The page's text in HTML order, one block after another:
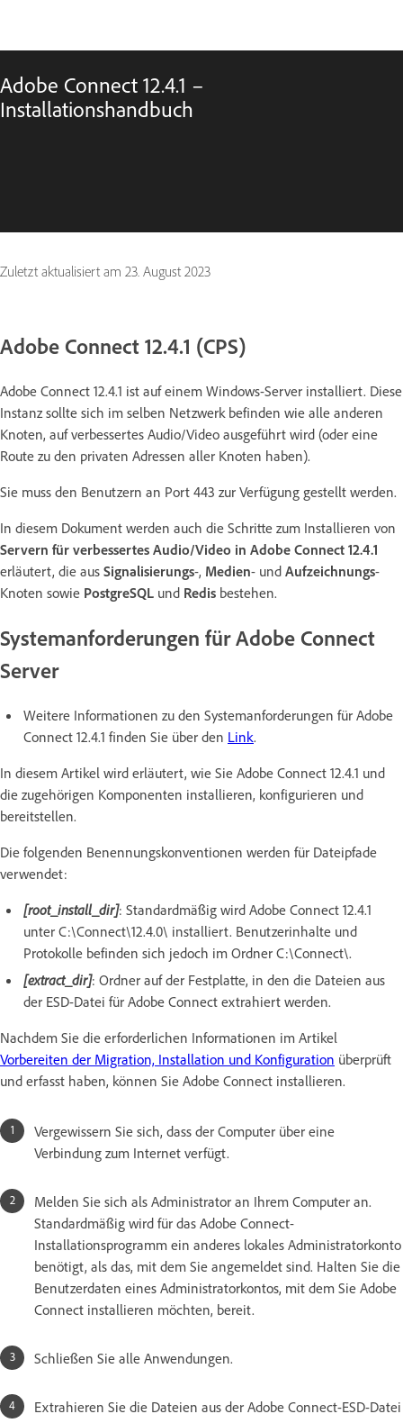
Adobe Connect 12.4.1 –
Installationshandbuch
Zuletzt aktualisiert am 23. August 2023
Adobe Connect 12.4.1 (CPS)
Adobe Connect 12.4.1 ist auf einem Windows-Server installiert. Diese
Instanz sollte sich im selben Netzwerk befinden wie alle anderen
Knoten, auf verbessertes Audio/Video ausgeführt wird (oder eine
Route zu den privaten Adressen aller Knoten haben).
Sie muss den Benutzern an Port 443 zur Verfügung gestellt werden.
In diesem Dokument werden auch die Schritte zum Installieren von
Servern für verbessertes Audio/Video in Adobe Connect 12.4.1
erläutert, die aus Signalisierungs-, Medien- und Aufzeichnungs-
Knoten sowie PostgreSQL und Redis bestehen.
Systemanforderungen für Adobe Connect
Server
Weitere Informationen zu den Systemanforderungen für Adobe
Connect 12.4.1 finden Sie über den Link.
In diesem Artikel wird erläutert, wie Sie Adobe Connect 12.4.1 und
die zugehörigen Komponenten installieren, konfigurieren und
bereitstellen.
Die folgenden Benennungskonventionen werden für Dateipfade
verwendet:
[root_install_dir]: Standardmäßig wird Adobe Connect 12.4.1
unter C:\Connect\12.4.0\ installiert. Benutzerinhalte und
Protokolle befinden sich jedoch im Ordner C:\Connect\.
[extract_dir]: Ordner auf der Festplatte, in den die Dateien aus
der ESD-Datei für Adobe Connect extrahiert werden.
Nachdem Sie die erforderlichen Informationen im Artikel
Vorbereiten der Migration, Installation und Konfiguration überprüft
und erfasst haben, können Sie Adobe Connect installieren.
Vergewissern Sie sich, dass der Computer über eine
Verbindung zum Internet verfügt.
Melden Sie sich als Administrator an Ihrem Computer an.
Standardmäßig wird für das Adobe Connect-
Installationsprogramm ein anderes lokales Administratorkonto
benötigt, als das, mit dem Sie angemeldet sind. Halten Sie die
Benutzerdaten eines Administratorkontos, mit dem Sie Adobe
Connect installieren möchten, bereit.
Schließen Sie alle Anwendungen.
Extrahieren Sie die Dateien aus der Adobe Connect-ESD-Datei